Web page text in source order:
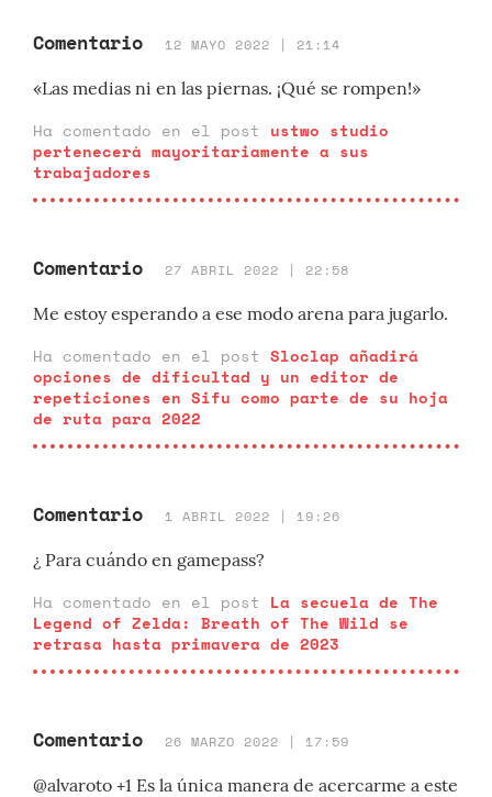
Comentario 12 MAYO 2022 | 21:14
«Las medias ni en las piernas. ¡Qué se rompen!»
Ha comentado en el post ustwo studio
pertenecerá mayoritariamente a sus
trabajadores
Comentario 27 ABRIL 2022 | 22:58
Me estoy esperando a ese modo arena para jugarlo.
Ha comentado en el post Sloclap añadirá
opciones de dificultad y un editor de
repeticiones en Sifu como parte de su hoja
de ruta para 2022
Comentario 1 ABRIL 2022 | 19:26
¿ Para cuándo en gamepass?
Ha comentado en el post La secuela de The
Legend of Zelda: Breath of The Wild se
retrasa hasta primavera de 2023
Comentario 26 MARZO 2022 | 17:59
@alvaroto +1 Es la única manera de acercarme a este